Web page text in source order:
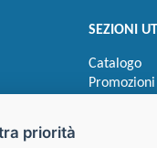
SEZIONI
Catalogo
Promozioni
priorità